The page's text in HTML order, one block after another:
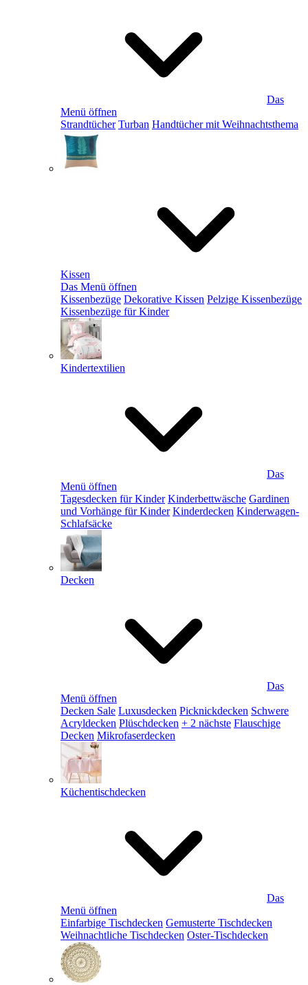
Das
Menü öffnen
Strandtücher Turban Handtücher mit Weihnachtsthema
Kissen
Das Menü öffnen
Kissenbezüge Dekorative Kissen Pelzige Kissenbezüge
Kissenbezüge für Kinder
Kindertextilien
Das
Menü öffnen
Tagesdecken für Kinder Kinderbettwäsche Gardinen
und Vorhänge für Kinder Kinderdecken Kinderwagen-
Schlafsäcke
Decken
Das
Menü öffnen
Decken Sale Luxusdecken Picknickdecken Schwere
Acryldecken Plüschdecken + 2 nächste Flauschige
Decken Mikrofaserdecken
Küchentischdecken
Das
Menü öffnen
Einfarbige Tischdecken Gemusterte Tischdecken
Weihnachtliche Tischdecken Oster-Tischdecken